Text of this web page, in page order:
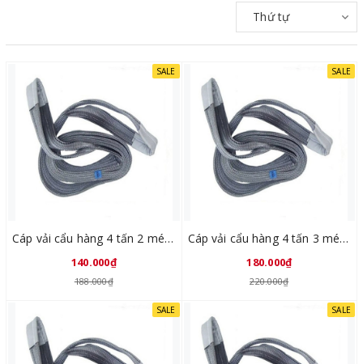
Thứ tự
SALE
Cáp vải cẩu hàng 4 tấn 2 mét Trung Quốc
140.000₫
188.000₫
SALE
Cáp vải cẩu hàng 4 tấn 3 mét Trung Quốc
180.000₫
220.000₫
SALE SALE